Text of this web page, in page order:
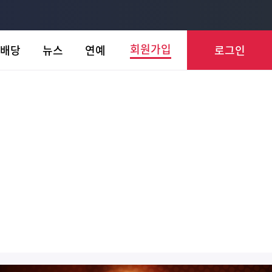
당 뉴스 연예 회원가입 로그인